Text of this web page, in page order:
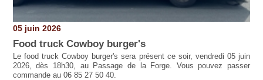
05 juin 2026
Food truck Cowboy burger's
Le food truck Cowboy burger's sera présent ce soir, vendredi 05 juin
2026, dès 18h30, au Passage de la Forge. Vous pouvez passer
commande au 06 85 27 50 40.